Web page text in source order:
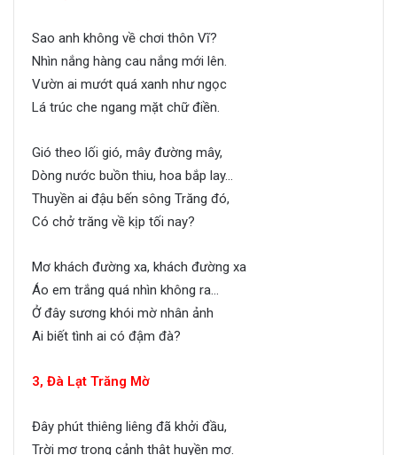
Sao anh không về chơi thôn Vĩ?
Nhìn nắng hàng cau nắng mới lên.
Vườn ai mướt quá xanh như ngọc
Lá trúc che ngang mặt chữ điền.
Gió theo lối gió, mây đường mây,
Dòng nước buồn thiu, hoa bắp lay…
Thuyền ai đậu bến sông Trăng đó,
Có chở trăng về kịp tối nay?
Mơ khách đường xa, khách đường xa
Áo em trắng quá nhìn không ra…
Ở đây sương khói mờ nhân ảnh
Ai biết tình ai có đậm đà?
3, Đà Lạt Trăng Mờ
Đây phút thiêng liêng đã khởi đầu,
Trời mơ trong cảnh thật huyền mơ.